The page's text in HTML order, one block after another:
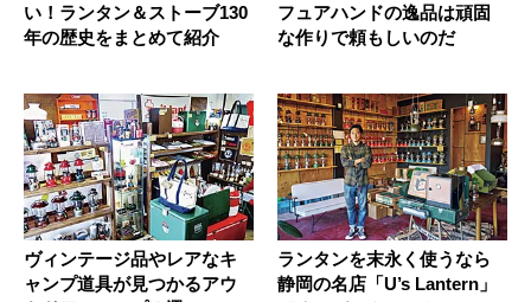
い！ランタン＆ストーブ130
年の歴史をまとめて紹介
フュアハンドの逸品は頑固
な作りで頼もしいのだ
ヴィンテージ品やレアなキ
ャンプ道具が見つかるアウ
ランタンを末永く使うなら
静岡の名店「U’s Lantern」